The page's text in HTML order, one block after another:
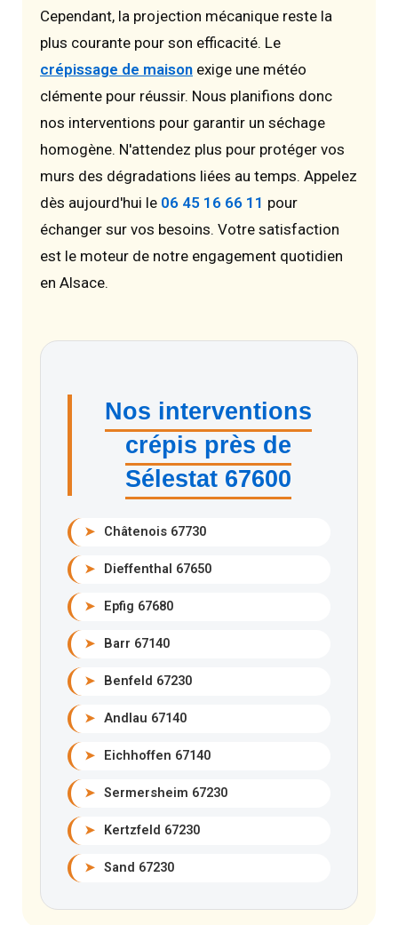
Cependant, la projection mécanique reste la
plus courante pour son efficacité. Le
crépissage de maison exige une météo
clémente pour réussir. Nous planifions donc
nos interventions pour garantir un séchage
homogène. N'attendez plus pour protéger vos
murs des dégradations liées au temps. Appelez
dès aujourd'hui le 06 45 16 66 11 pour
échanger sur vos besoins. Votre satisfaction
est le moteur de notre engagement quotidien
en Alsace.
Nos interventions
crépis près de
Sélestat 67600
➤ Châtenois 67730
➤ Dieffenthal 67650
➤ Epfig 67680
➤ Barr 67140
➤ Benfeld 67230
➤ Andlau 67140
➤ Eichhoffen 67140
➤ Sermersheim 67230
➤ Kertzfeld 67230
➤ Sand 67230